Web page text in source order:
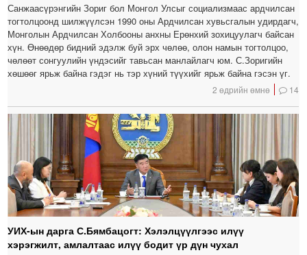
Санжаасүрэнгийн Зориг бол Монгол Улсыг социализмаас ардчилсан
тогтолцоонд шилжүүлсэн 1990 оны Ардчилсан хувьсгалын удирдагч,
Монголын Ардчилсан Холбооны анхны Ерөнхий зохицуулагч байсан
хүн. Өнөөдөр бидний эдэлж буй эрх чөлөө, олон намын тогтолцоо,
чөлөөт сонгуулийн үндэсийг тавьсан манлайлагч юм. С.Зоригийн
хөшөөг ярьж байна гэдэг нь тэр хүний түүхийг ярьж байна гэсэн үг.
2 өдрийн өмнө 14
УИХ-ын дарга С.Бямбацогт: Хэлэлцүүлгээс илүү
хэрэгжилт, амлалтаас илүү бодит үр дүн чухал